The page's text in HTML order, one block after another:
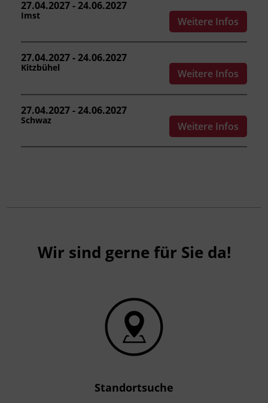
Förderhinweis
Das Land Tirol fördert bis zu maximal 30 %
der Kurskosten. Nähere Informationen finden
Sie unterwww.mein-update.at
27.04.2027 - 24.06.2027
Imst Weitere Infos
27.04.2027 - 24.06.2027
Kitzbühel Weitere Infos
27.04.2027 - 24.06.2027
Schwaz Weitere Infos
Wir sind gerne für Sie da!
Standortsuche